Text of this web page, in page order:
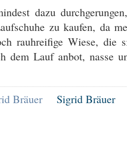
dazu
zu kaufen, da
rauhreifige Wiese, die
dem Lauf anbot, nasse
Bräuer
Sigrid Bräuer